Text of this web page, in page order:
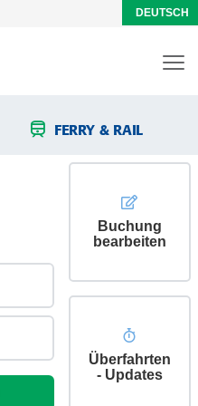
DEUTSCH
FERRY & RAIL
Buchung
bearbeiten
Überfahrten
- Updates